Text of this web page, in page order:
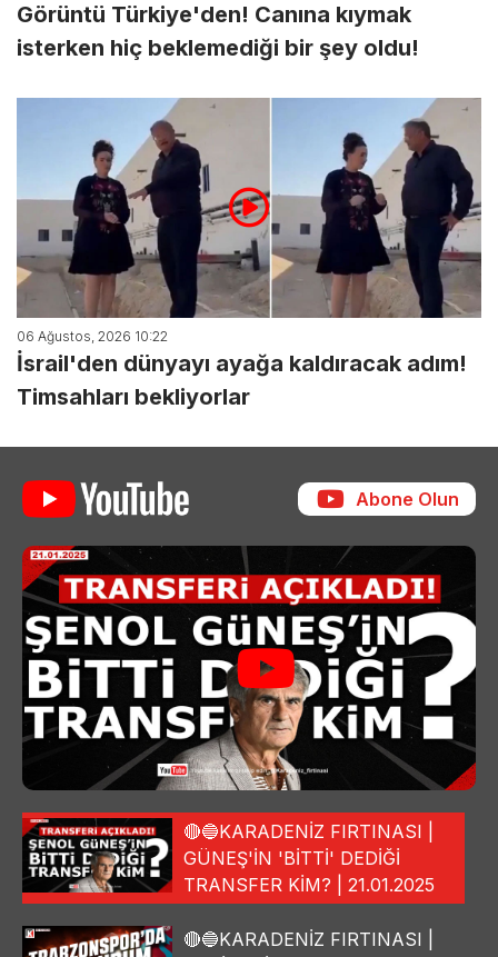
Görüntü Türkiye'den! Canına kıymak
isterken hiç beklemediği bir şey oldu!
06 Ağustos, 2026 10:22
İsrail'den dünyayı ayağa kaldıracak adım!
Timsahları bekliyorlar
Abone Olun
🔴🔵KARADENİZ FIRTINASI |
GÜNEŞ'İN 'BİTTİ' DEDİĞİ
TRANSFER KİM? | 21.01.2025
🔴🔵KARADENİZ FIRTINASI |